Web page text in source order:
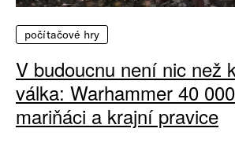
počítačové hry
V budoucnu není nic než
válka: Warhammer 40
mariňáci a krajní pravice